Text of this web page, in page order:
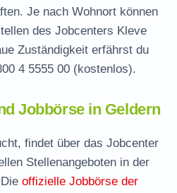
Je nach Wohnort können
des Jobcenters Kleve
Zuständigkeit erfährst du
4 5555 00 (kostenlos).
Jobbörse in Geldern
findet über das Jobcenter
Stellenangeboten in der
offizielle Jobbörse der